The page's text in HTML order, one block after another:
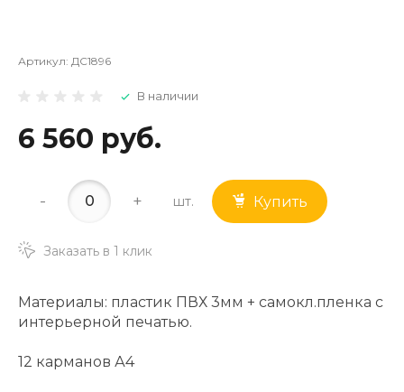
Артикул: ДС1896
В наличии
6 560 руб.
- + шт. Купить
Заказать в 1 клик
Материалы: пластик ПВХ 3мм + самокл.пленка с
интерьерной печатью.
12 карманов А4